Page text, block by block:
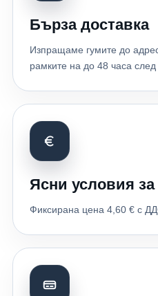
Бърза доставка
Изпращаме гумите до
рамките на до 48 часа след
Ясни условия за
Фиксирана цена 4,60 € с